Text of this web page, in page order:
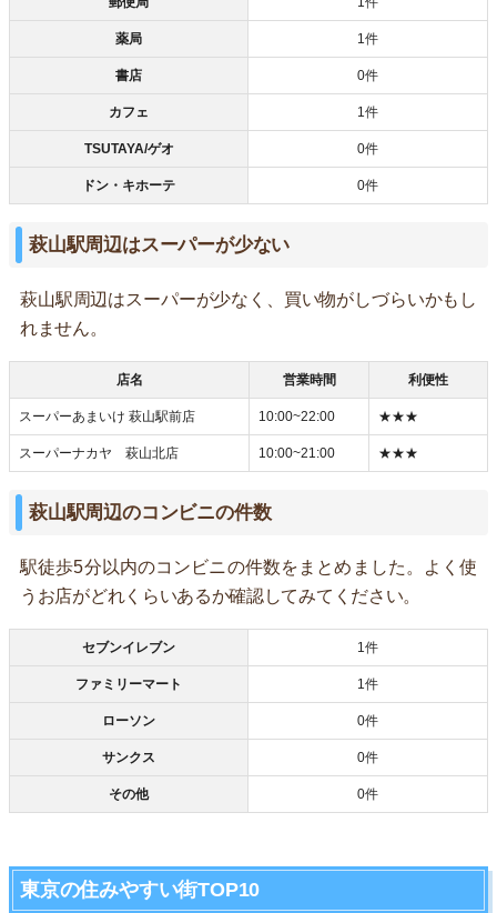
薬局 1件
書店 0件
カフェ 1件
TSUTAYA/ゲオ 0件
ドン・キホーテ 0件
萩山駅周辺はスーパーが少ない
萩山駅周辺はスーパーが少なく、買い物がしづらいかもし
れません。
店名 営業時間 利便性
スーパーあまいけ 萩山駅前店 10:00~22:00 ★★★
スーパーナカヤ 萩山北店 10:00~21:00 ★★★
萩山駅周辺のコンビニの件数
駅徒歩5分以内のコンビニの件数をまとめました。よく使
うお店がどれくらいあるか確認してみてください。
セブンイレブン 1件
ファミリーマート 1件
ローソン 0件
サンクス 0件
その他 0件
東京の住みやすい街TOP10